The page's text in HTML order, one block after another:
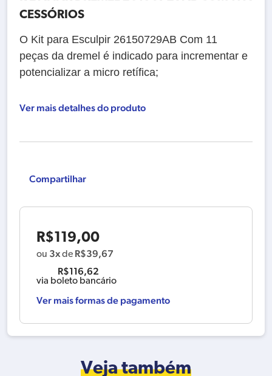
CESSÓRIOS
O Kit para Esculpir 26150729AB Com 11
peças da dremel é indicado para incrementar e
potencializar a micro retífica;
Ver mais detalhes do produto
Compartilhar
R$119,00
ou 3xde R$39,67
R$116,62
via boleto bancário
Ver mais formas de pagamento
Veja também